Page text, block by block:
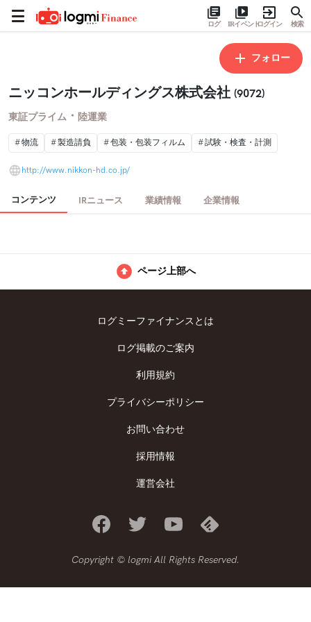
ログ IRイベントログイン 検索
フォロー
ニッコンホールディングス株式会社 (9072)
東証プライム ・ 陸運業
物流 製造請負 包装・包装フィルム 試験・検査・計測
http://www.nikkon-hd.co.jp/
コンテンツ IRニュース 業績情報 企業情報
ページ上部へ
ログミーファイナンスとは
ログ掲載のご案内
利用規約
プライバシーポリシー
お問い合わせ
採用情報
運営会社
Copyright © logmi All Rights Reserved.